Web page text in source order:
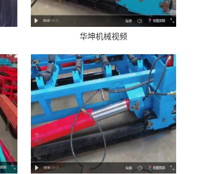
华坤机械视频